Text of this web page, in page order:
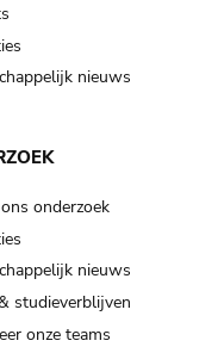
nieuws
onderzoek
nieuws
studieverblijven
onze teams